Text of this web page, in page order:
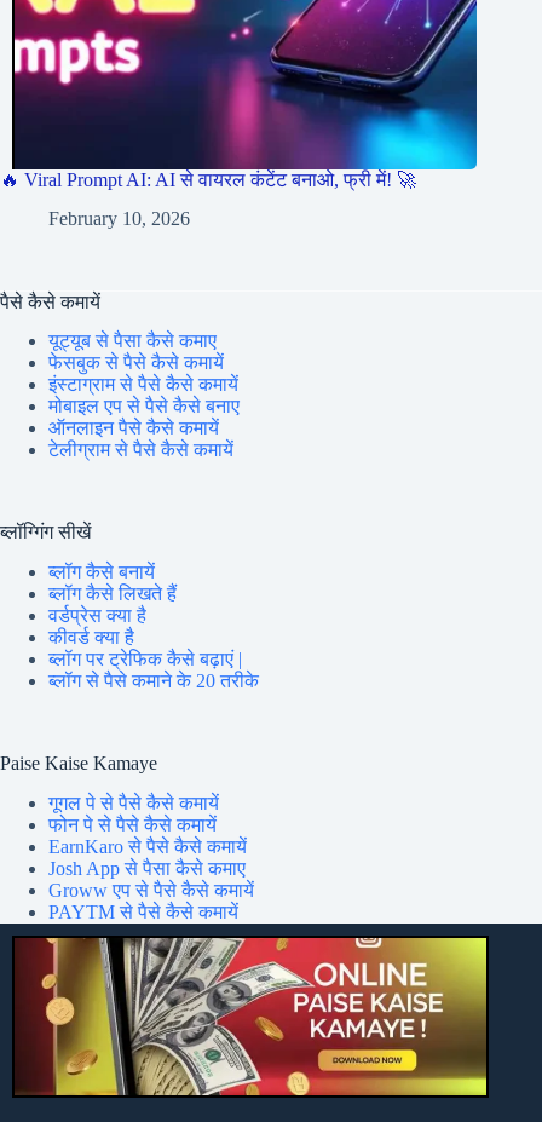
🔥 Viral Prompt AI: AI से वायरल कंटेंट बनाओ, फ्री में! 🚀
February 10, 2026
पैसे कैसे कमायें
यूट्यूब से पैसा कैसे कमाए
फेसबुक से पैसे कैसे कमायें
इंस्टाग्राम से पैसे कैसे कमायें
मोबाइल एप से पैसे कैसे बनाए
ऑनलाइन पैसे कैसे कमायें
टेलीग्राम से पैसे कैसे कमायें
ब्लॉग्गिंग सीखें
ब्लॉग कैसे बनायें
ब्लॉग कैसे लिखते हैं
वर्डप्रेस क्या है
कीवर्ड क्या है
ब्लॉग पर ट्रेफिक कैसे बढ़ाएं |
ब्लॉग से पैसे कमाने के 20 तरीके
Paise Kaise Kamaye
गूगल पे से पैसे कैसे कमायें
फोन पे से पैसे कैसे कमायें
EarnKaro से पैसे कैसे कमायें
Josh App से पैसा कैसे कमाए
Groww एप से पैसे कैसे कमायें
PAYTM से पैसे कैसे कमायें